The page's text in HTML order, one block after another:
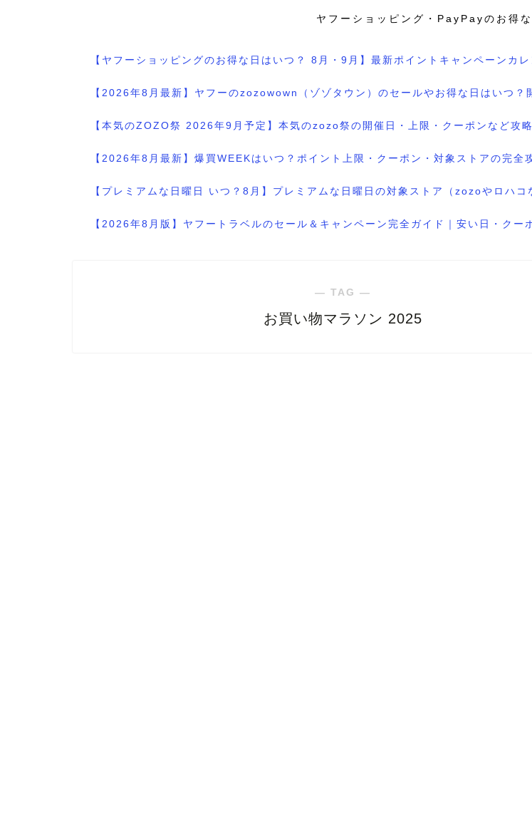
ヤフーショッピング・PayPayのお得
【ヤフーショッピングのお得な日はいつ？ 8月・9月】最新ポイントキャンペーンカ
【2026年8月最新】ヤフーのzozowown（ゾゾタウン）のセールやお得な日はいつ？
【本気のZOZO祭 2026年9月予定】本気のzozo祭の開催日・上限・クーポンなど攻
【2026年8月最新】爆買WEEKはいつ？ポイント上限・クーポン・対象ストアの完全
【プレミアムな日曜日 いつ？8月】プレミアムな日曜日の対象ストア（zozoやロハコ
【2026年8月版】ヤフートラベルのセール＆キャンペーン完全ガイド｜安い日・クー
― TAG ―
お買い物マラソン 2025